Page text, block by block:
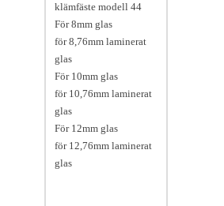
klämfäste modell 44
För 8mm glas
för 8,76mm laminerat
glas
För 10mm glas
för 10,76mm laminerat
glas
För 12mm glas
för 12,76mm laminerat
glas